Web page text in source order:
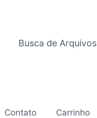
Busca de Arquivos
Contato Carrinho